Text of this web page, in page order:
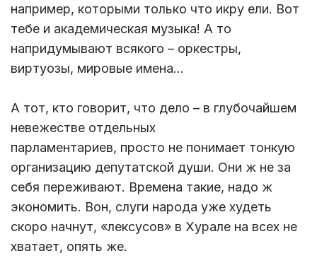
например, которыми только что икру ели. Вот
тебе и академическая музыка! А то
напридумывают всякого – оркестры,
виртуозы, мировые имена…
А тот, кто говорит, что дело – в глубочайшем
невежестве отдельных
парламентариев, просто не понимает тонкую
организацию депутатской души. Они ж не за
себя переживают. Времена такие, надо ж
экономить. Вон, слуги народа уже худеть
скоро начнут, «лексусов» в Хурале на всех не
хватает, опять же.